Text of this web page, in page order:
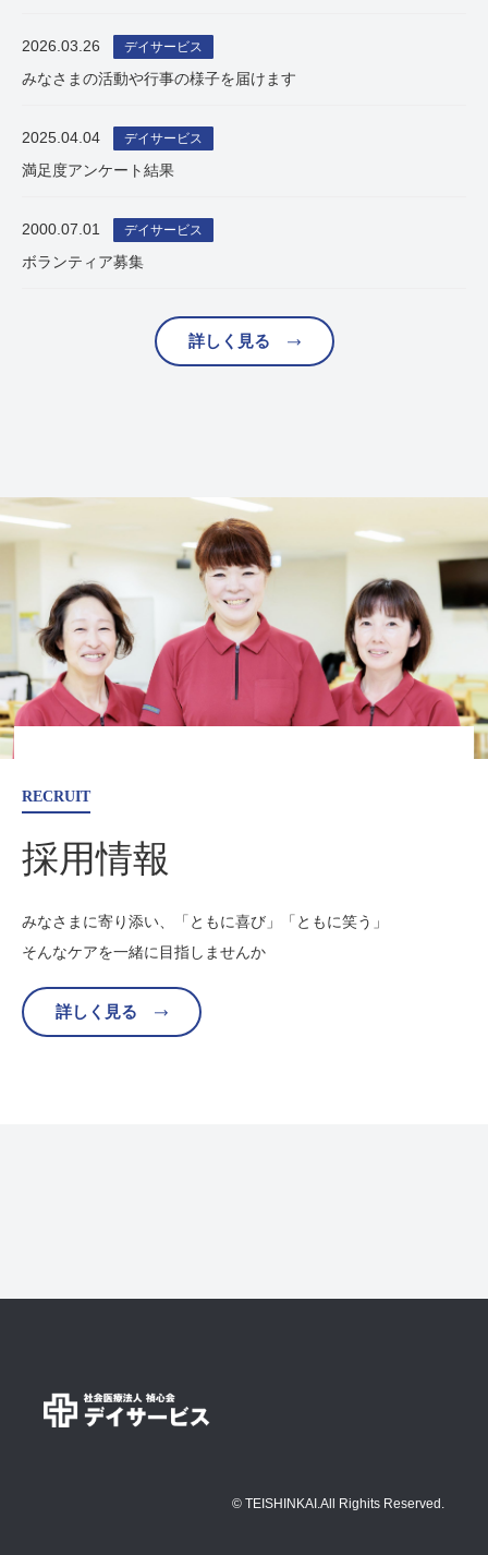
2026.03.26 デイサービス
みなさまの活動や行事の様子を届けます
2025.04.04 デイサービス
満足度アンケート結果
2000.07.01 デイサービス
ボランティア募集
詳しく見る
RECRUIT
採用情報
みなさまに寄り添い、「ともに喜び」「ともに笑う」
そんなケアを一緒に目指しませんか
詳しく見る
© TEISHINKAI.All Righits Reserved.